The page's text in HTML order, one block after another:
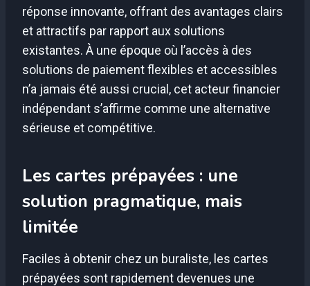
réponse innovante, offrant des avantages clairs
et attractifs par rapport aux solutions
existantes. À une époque où l’accès à des
solutions de paiement flexibles et accessibles
n’a jamais été aussi crucial, cet acteur financier
indépendant s’affirme comme une alternative
sérieuse et compétitive.
Les cartes prépayées : une
solution pragmatique, mais
limitée
Faciles à obtenir chez un buraliste, les cartes
prépayées sont rapidement devenues une